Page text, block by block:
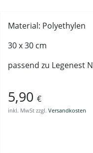
Material: Polyethylen
30 x 30 cm
passend zu Legenest
5,90 €
inkl. MwSt zzgl. Versandkosten